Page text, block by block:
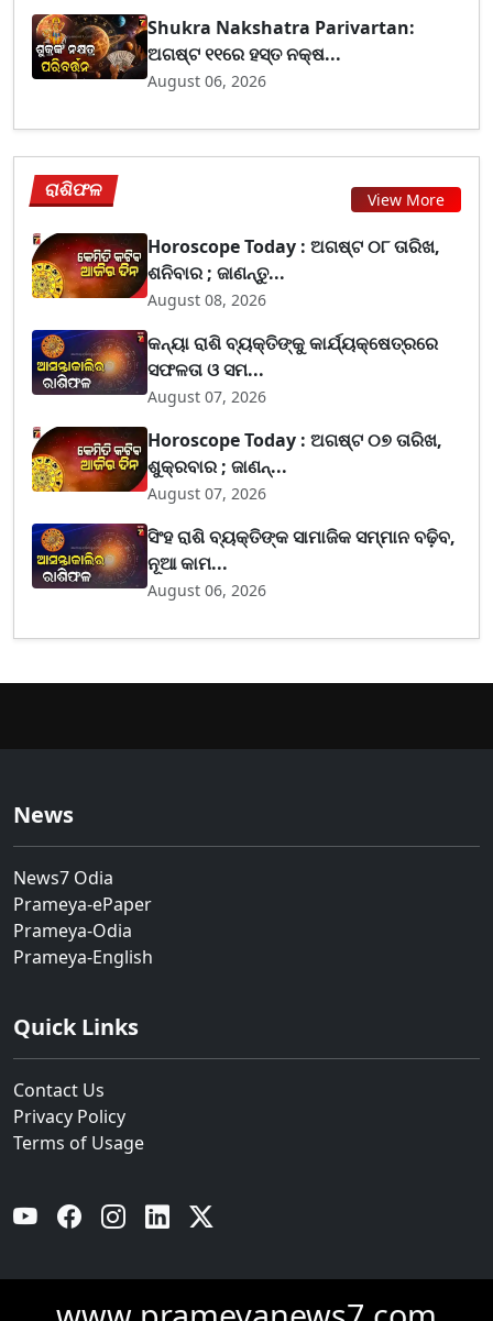
Shukra Nakshatra Parivartan:
ଅଗଷ୍ଟ ୧୧ରେ ହସ୍ତ ନକ୍ଷ...
August 06, 2026
ରାଶିଫଳ View More
Horoscope Today : ଅଗଷ୍ଟ ୦୮ ତାରିଖ,
ଶନିବାର ; ଜାଣନ୍ତୁ...
August 08, 2026
କନ୍ୟା ରାଶି ବ୍ୟକ୍ତିଙ୍କୁ କାର୍ଯ୍ୟକ୍ଷେତ୍ରରେ
ସଫଳତା ଓ ସମ...
August 07, 2026
Horoscope Today : ଅଗଷ୍ଟ ୦୭ ତାରିଖ,
ଶୁକ୍ରବାର ; ଜାଣନ୍...
August 07, 2026
ସିଂହ ରାଶି ବ୍ୟକ୍ତିଙ୍କ ସାମାଜିକ ସମ୍ମାନ ବଢ଼ିବ,
ନୂଆ କାମ...
August 06, 2026
News
News7 Odia
Prameya-ePaper
Prameya-Odia
Prameya-English
Quick Links
Contact Us
Privacy Policy
Terms of Usage
YouTube Facebook Instagram Linkedin